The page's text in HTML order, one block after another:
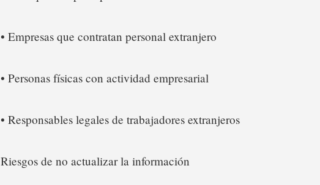
• Empresas que contratan personal extranjero
• Personas físicas con actividad empresarial
• Responsables legales de trabajadores extranjeros
Riesgos de no actualizar la información